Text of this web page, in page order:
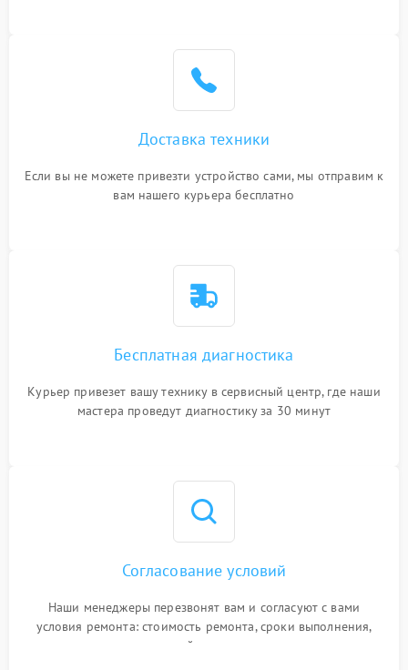
Доставка техники
Если вы не можете привезти устройство сами, мы отправим к
вам нашего курьера бесплатно
Бесплатная диагностика
Курьер привезет вашу технику в сервисный центр, где наши
мастера проведут диагностику за 30 минут
Согласование условий
Наши менеджеры перезвонят вам и согласуют с вами
условия ремонта: стоимость ремонта, сроки выполнения,
гарантийные условия